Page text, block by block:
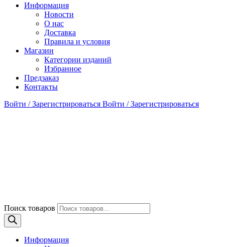
Информация
Новости
О нас
Доставка
Правила и условия
Магазин
Категории изданий
Избранное
Предзаказ
Контакты
Войти / Зарегистрироваться Войти / Зарегистрироваться
Поиск товаров
Информация